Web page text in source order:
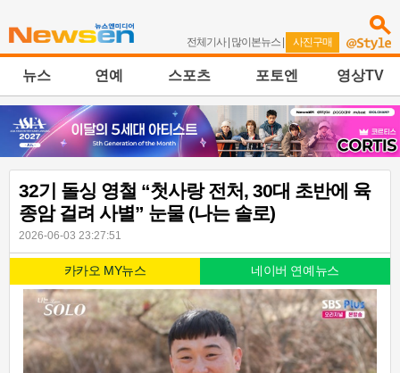
전체기사| 많이본뉴스 | 사진구매
뉴스 연예 스포츠 포토엔 영상TV
32기 돌싱 영철 “첫사랑 전처, 30대 초반에 육
종암 걸려 사별” 눈물 (나는 솔로)
2026-06-03 23:27:51
카카오 MY뉴스 네이버 연예뉴스